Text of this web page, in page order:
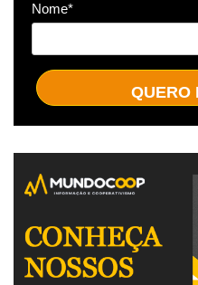
Nome*
QUERO